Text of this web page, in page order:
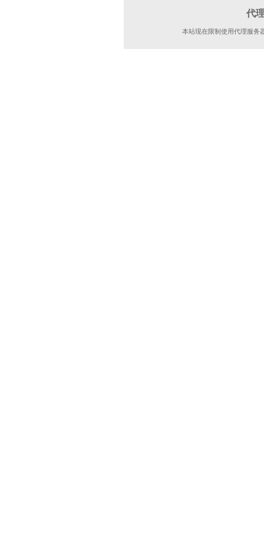
代
本站现在限制使用代理服务